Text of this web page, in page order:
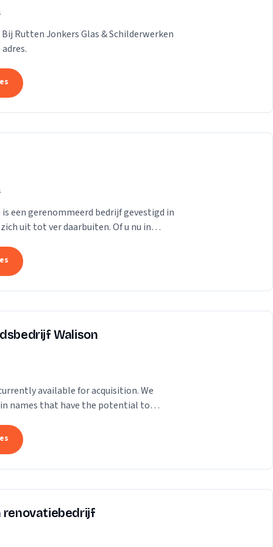
Rutten Jonkers Glas & Schilderwerken
een gerenommeerd bedrijf gevestigd in
uit tot ver daarbuiten. Of u nu in
Walison
available for acquisition. We
names that have the potential to
renovatiebedrijf